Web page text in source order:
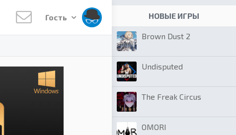
Гость НОВЫЕ ИГРЫ
Brown Dust 2
Undisputed
The Freak Circus
OMORI